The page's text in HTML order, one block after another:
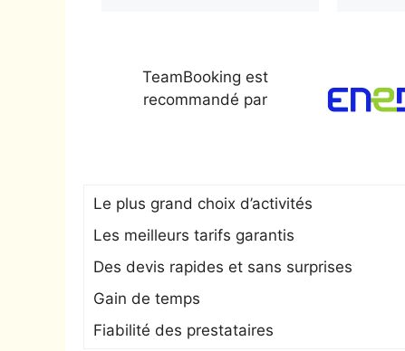
TeamBooking est
recommandé par
Le plus grand choix d’activités
Les meilleurs tarifs garantis
Des devis rapides et sans surprises
Gain de temps
Fiabilité des prestataires